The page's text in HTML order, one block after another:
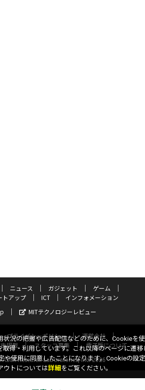
ニュース ガジェット
ゲーム
トアップ ICT
インフォメーション
MITテクノロジーレビュー
プライバシーポリシー
運営会社
掲載 スタッフ募集
電子版について
ASCII Research Laboratories, Inc. 2026
状況の把握や広告配信などのために、Cookieを
取得・利用しています。これ以降のページに遷移
や使用に同意したことになります。Cookieの設
ウトについては詳細 をご覧ください。